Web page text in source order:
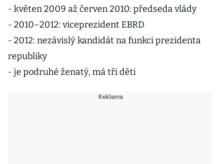
- květen 2009 až červen 2010: předseda vlády
- 2010–2012: viceprezident EBRD
- 2012: nezávislý kandidát na funkci prezidenta
republiky
- je podruhé ženatý, má tři děti